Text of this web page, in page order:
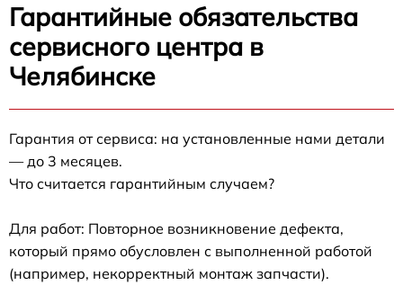
Гарантийные обязательства
сервисного центра в
Челябинске
Гарантия от сервиса: на установленные нами детали
— до 3 месяцев.
Что считается гарантийным случаем?
Для работ: Повторное возникновение дефекта,
который прямо обусловлен с выполненной работой
(например, некорректный монтаж запчасти).